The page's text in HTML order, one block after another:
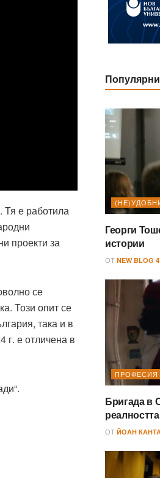
Тя е работила
проекти за
се
Този опит се
така и в
г. е отличена в
Популярни
Георги
истории
ОТ NEW BLOG
ПРОФЕСИЯ
Бригада в
реалността
ОТ ЙОАН